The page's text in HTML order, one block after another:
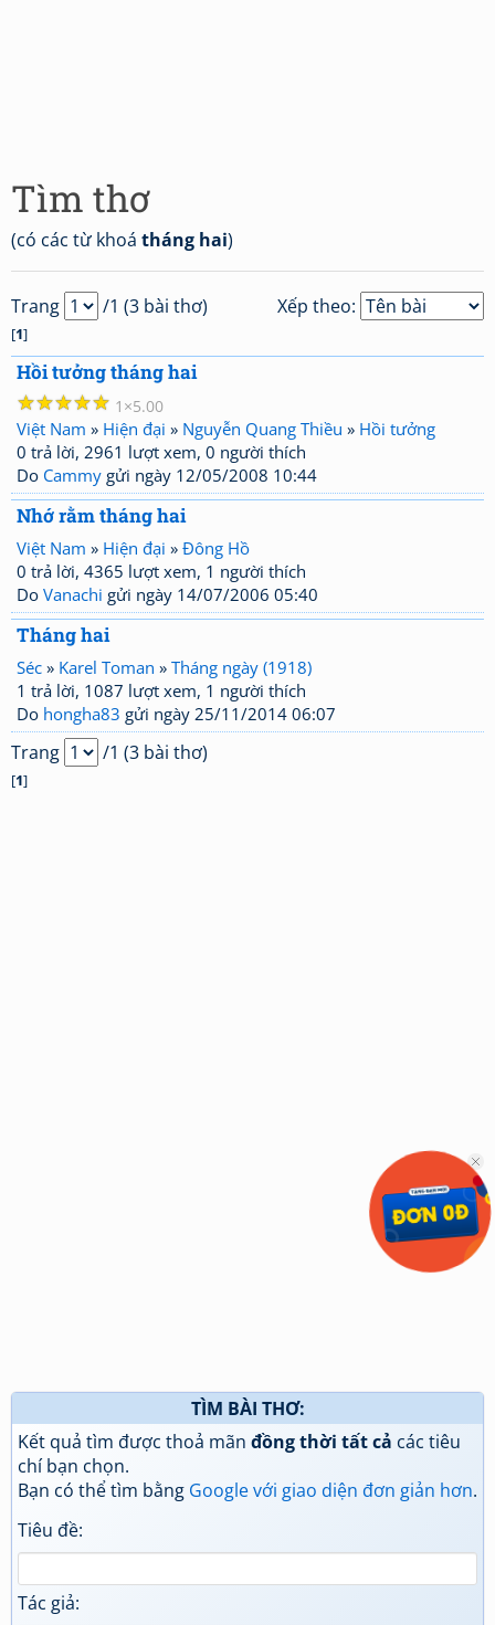
Tìm thơ
(có các từ khoá tháng hai)
Xếp theo:
Trang /1 (3 bài thơ)
[1]
Hồi tưởng tháng hai
☆
☆
☆
☆
☆ 1 5.00
Việt Nam » Hiện đại » Nguyễn Quang Thiều » Hồi tưởng
0 trả lời, 2961 lượt xem, 0 người thích
Do Cammy gửi ngày 12/05/2008 10:44
Nhớ rằm tháng hai
Việt Nam » Hiện đại » Đông Hồ
0 trả lời, 4365 lượt xem, 1 người thích
Do Vanachi gửi ngày 14/07/2006 05:40
Tháng hai
Séc » Karel Toman » Tháng ngày (1918)
1 trả lời, 1087 lượt xem, 1 người thích
Do hongha83 gửi ngày 25/11/2014 06:07
Trang /1 (3 bài thơ)
[1]
TÌM BÀI THƠ:
Kết quả tìm được thoả mãn đồng thời tất cả các tiêu
chí bạn chọn.
Bạn có thể tìm bằng Google với giao diện đơn giản hơn.
Tiêu đề:
Tác giả: